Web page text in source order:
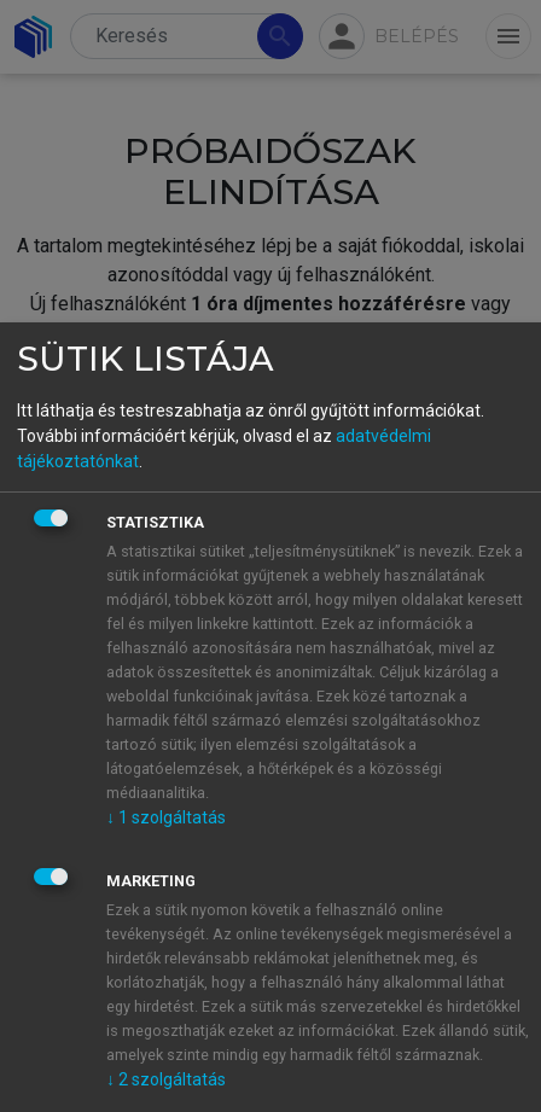
search person BELÉPÉS menu
PRÓBAIDŐSZAK
ELINDÍTÁSA
A tartalom megtekintéséhez lépj be a saját fiókoddal, iskolai
azonosítóddal vagy új felhasználóként.
Új felhasználóként 1 óra díjmentes hozzáférésre vagy
fiókoddal,vagy hozz létre új fiókot.
A regisztráció után apróbaidőszakautomatikusan
BELÉPÉS SAJÁT FIÓKKAL
ÚJ FIÓK LÉTREHOZÁSA
1 óra díjmentes hozzáférés
E-MAIL-CÍM
JELSZÓ
JELSZÓ ÚJRA
Kérek értesítést a MeRSZ újdonságairól, akcióiról.
Kérek értesítést az Akadémiai Kiadó Zrt. újdonságairól,
SÜTIK LISTÁJA
Itt láthatja és testreszabhatja az önről gyűjtött információkat.
További információért kérjük, olvasd el az adatvédelmi
tájékoztatónkat
STATISZTIKA
A statisztikai sütiket „teljesítménysütiknek” is nevezik. Ezek a
sütik információkat gyűjtenek a webhely használatának
módjáról, többek között arról, hogy milyen oldalakat keresett
fel és milyen linkekre kattintott. Ezek az információk a
felhasználó azonosítására nem használhatóak, mivel az
adatok összesítettek és anonimizáltak. Céljuk kizárólag a
weboldal funkcióinak javítása. Ezek közé tartoznak a
harmadik féltől származó elemzési szolgáltatásokhoz
tartozó sütik; ilyen elemzési szolgáltatások a
látogatóelemzések, a hőtérképek és a közösségi
médiaanalitika.
↓ 1 szolgáltatás
MARKETING
Ezek a sütik nyomon követik a felhasználó online
tevékenységét. Az online tevékenységek megismerésével a
hirdetők relevánsabb reklámokat jeleníthetnek meg, és
korlátozhatják, hogy a felhasználó hány alkalommal láthat
egy hirdetést. Ezek a sütik más szervezetekkel és hirdetőkkel
is megoszthatják ezeket az információkat. Ezek állandó sütik,
amelyek szinte mindig egy harmadik féltől származnak.
↓ 2 szolgáltatás